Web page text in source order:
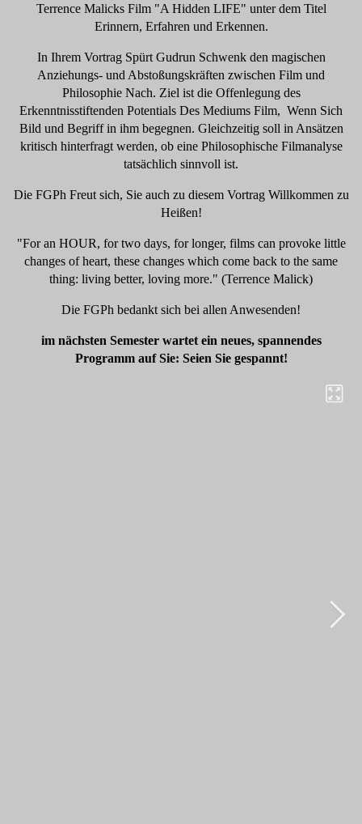
Terrence Malicks Film "A Hidden LIFE" unter dem Titel
Erinnern, Erfahren und Erkennen.
In Ihrem Vortrag Spürt Gudrun Schwenk den magischen
Anziehungs- und Abstoßungskräften zwischen Film und
Philosophie Nach. Ziel ist die Offenlegung des
Erkenntnisstiftenden Potentials Des Mediums Film, Wenn Sich
Bild und Begriff in ihm begegnen. Gleichzeitig soll in Ansätzen
kritisch hinterfragt werden, ob eine Philosophische Filmanalyse
tatsächlich sinnvoll ist.
Die FGPh Freut sich, Sie auch zu diesem Vortrag Willkommen zu
Heißen!
"For an HOUR, for two days, for longer, films can provoke little
changes of heart, these changes which come back to the same
thing: living better, loving more." (Terrence Malick)
Die FGPh bedankt sich bei allen Anwesenden!
im nächsten Semester wartet ein neues, spannendes
Programm auf Sie: Seien Sie gespannt!